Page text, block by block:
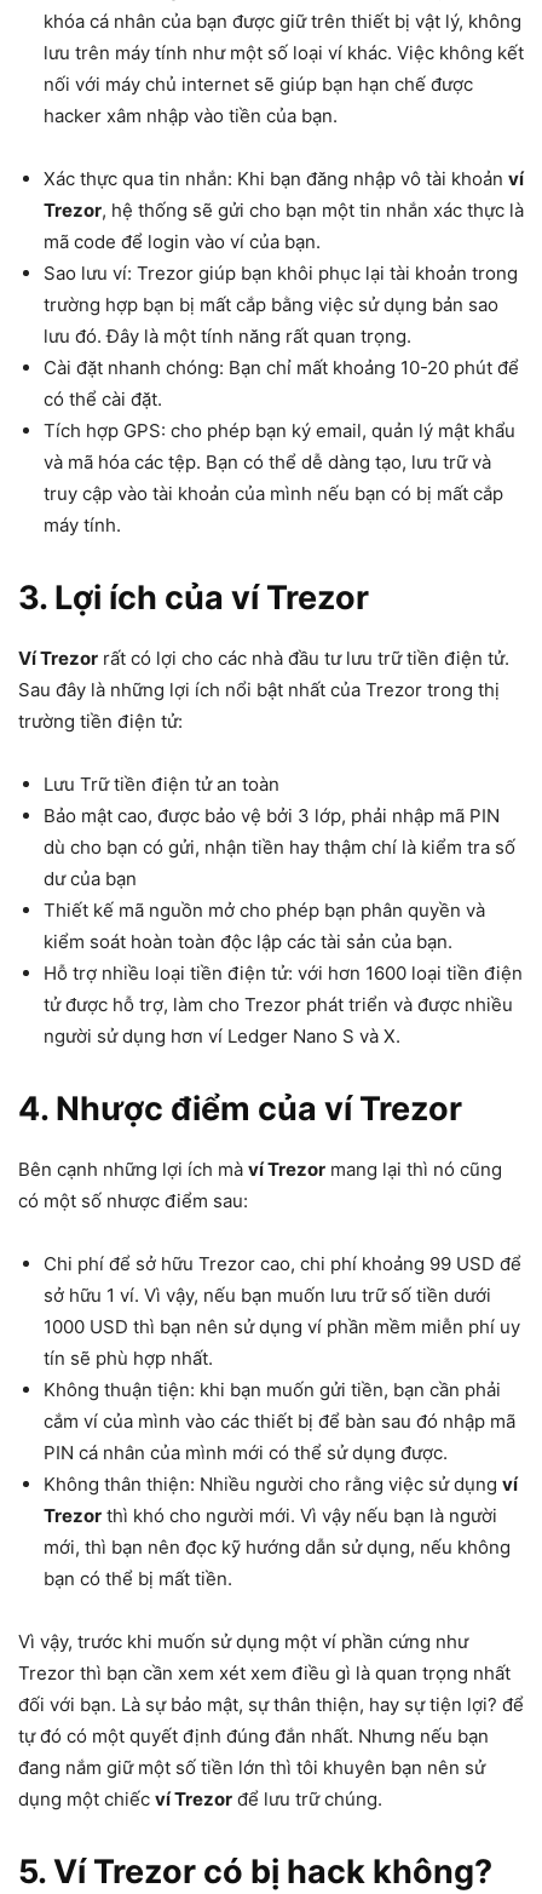
khóa cá nhân của bạn được giữ trên thiết bị vật lý, không
lưu trên máy tính như một số loại ví khác. Việc không kết
nối với máy chủ internet sẽ giúp bạn hạn chế được
hacker xâm nhập vào tiền của bạn.
Xác thực qua tin nhắn: Khi bạn đăng nhập vô tài khoản ví
Trezor, hệ thống sẽ gửi cho bạn một tin nhắn xác thực là
mã code để login vào ví của bạn.
Sao lưu ví: Trezor giúp bạn khôi phục lại tài khoản trong
trường hợp bạn bị mất cắp bằng việc sử dụng bản sao
lưu đó. Đây là một tính năng rất quan trọng.
Cài đặt nhanh chóng: Bạn chỉ mất khoảng 10-20 phút để
có thể cài đặt.
Tích hợp GPS: cho phép bạn ký email, quản lý mật khẩu
và mã hóa các tệp. Bạn có thể dễ dàng tạo, lưu trữ và
truy cập vào tài khoản của mình nếu bạn có bị mất cắp
máy tính.
3. Lợi ích của ví Trezor
Ví Trezor rất có lợi cho các nhà đầu tư lưu trữ tiền điện tử.
Sau đây là những lợi ích nổi bật nhất của Trezor trong thị
trường tiền điện tử:
Lưu Trữ tiền điện tử an toàn
Bảo mật cao, được bảo vệ bởi 3 lớp, phải nhập mã PIN
dù cho bạn có gửi, nhận tiền hay thậm chí là kiểm tra số
dư của bạn
Thiết kế mã nguồn mở cho phép bạn phân quyền và
kiểm soát hoàn toàn độc lập các tài sản của bạn.
Hỗ trợ nhiều loại tiền điện tử: với hơn 1600 loại tiền điện
tử được hỗ trợ, làm cho Trezor phát triển và được nhiều
người sử dụng hơn ví Ledger Nano S và X.
4. Nhược điểm của ví Trezor
Bên cạnh những lợi ích mà ví Trezor mang lại thì nó cũng
có một số nhược điểm sau:
Chi phí để sở hữu Trezor cao, chi phí khoảng 99 USD để
sở hữu 1 ví. Vì vậy, nếu bạn muốn lưu trữ số tiền dưới
1000 USD thì bạn nên sử dụng ví phần mềm miễn phí uy
tín sẽ phù hợp nhất.
Không thuận tiện: khi bạn muốn gửi tiền, bạn cần phải
cắm ví của mình vào các thiết bị để bàn sau đó nhập mã
PIN cá nhân của mình mới có thể sử dụng được.
Không thân thiện: Nhiều người cho rằng việc sử dụng ví
Trezor thì khó cho người mới. Vì vậy nếu bạn là người
mới, thì bạn nên đọc kỹ hướng dẫn sử dụng, nếu không
bạn có thể bị mất tiền.
Vì vậy, trước khi muốn sử dụng một ví phần cứng như
Trezor thì bạn cần xem xét xem điều gì là quan trọng nhất
đối với bạn. Là sự bảo mật, sự thân thiện, hay sự tiện lợi? để
tự đó có một quyết định đúng đắn nhất. Nhưng nếu bạn
đang nắm giữ một số tiền lớn thì tôi khuyên bạn nên sử
dụng một chiếc ví Trezor để lưu trữ chúng.
5. Ví Trezor có bị hack không?